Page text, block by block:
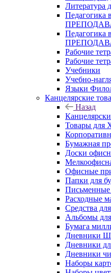
Литература
Педагогика
Рабочие
Рабочие
Учебники
Учебно-
Языки
Канцелярские
Назад
Товары для
Бумажная
Доски
Офисные
Папки для
Письменные
Расходные
Средства
Альбомы
Бумага
Дневники
Дневники
Дневники
Наборы